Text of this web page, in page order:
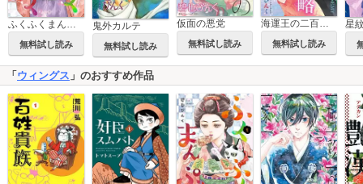
無料試し読み
鬼外カルテ
無料試し読み
仮面の悪党
無料試し読み
海運王の二百万ドルの策略
無料試し読み
星
「 ウィングス 」のおすすめ作品